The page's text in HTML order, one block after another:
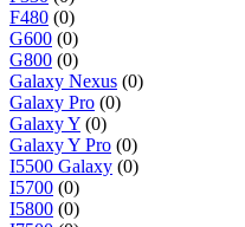
F480 (0)
G600 (0)
G800 (0)
Galaxy Nexus (0)
Galaxy Pro (0)
Galaxy Y (0)
Galaxy Y Pro (0)
I5500 Galaxy (0)
I5700 (0)
I5800 (0)